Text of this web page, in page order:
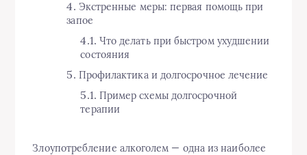
Экстренные меры: первая помощь при
запое
Что делать при быстром ухудшении
состояния
Профилактика и долгосрочное лечение
Пример схемы долгосрочной
терапии
Злоупотребление алкоголем — одна из наиболее